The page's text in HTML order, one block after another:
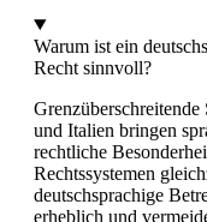
Warum ist ein
Recht sinnvoll?
und Italien bringen
rechtliche
Rechtssystemen
deutschsprachige
erheblich und